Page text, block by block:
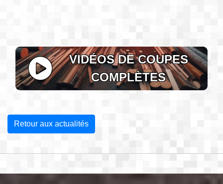
VIDÉOS DE COUPES
COMPLÈTES
Retour aux actualités